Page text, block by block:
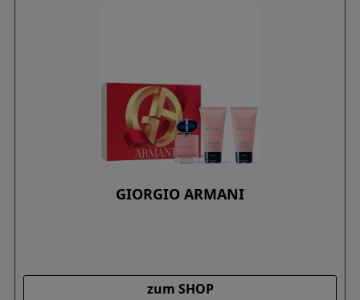
GIORGIO ARMANI
zum SHOP